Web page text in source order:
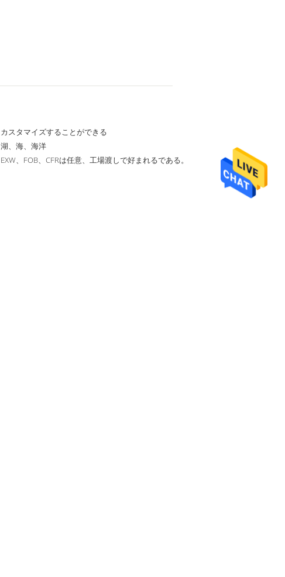
カスタマイズすることができる
湖、海、海洋
EXW、FOB、CFRは任意、工場渡しで好まれるである。